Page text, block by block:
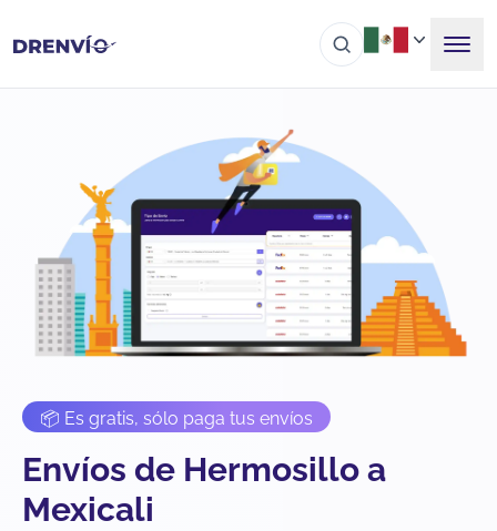
📦 Es gratis, sólo paga tus envíos
Envíos de Hermosillo a
Mexicali